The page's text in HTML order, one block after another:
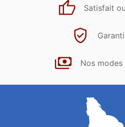
Satisfait
Nos